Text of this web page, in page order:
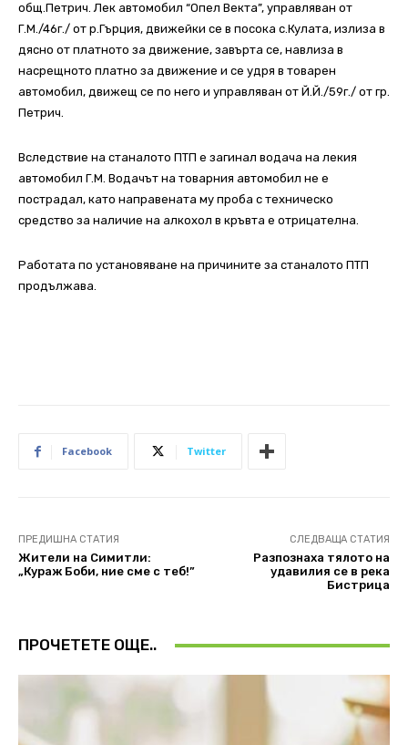
общ.Петрич. Лек автомобил “Опел Векта”, управляван от
Г.М./46г./ от р.Гърция, движейки се в посока с.Кулата, излиза в
дясно от платното за движение, завърта се, навлиза в
насрещното платно за движение и се удря в товарен
автомобил, движещ се по него и управляван от Й.Й./59г./ от гр.
Петрич.
Вследствие на станалото ПТП е загинал водача на лекия
автомобил Г.М. Водачът на товарния автомобил не е
пострадал, като направената му проба с техническо
средство за наличие на алкохол в кръвта е отрицателна.
Работата по установяване на причините за станалото ПТП
продължава.
Facebook Twitter
ПРЕДИШНА СТАТИЯ
Жители на Симитли:
„Кураж Боби, ние сме с теб!”
СЛЕДВАЩА СТАТИЯ
Разпознаха тялото на
удавилия се в река
Бистрица
ПРОЧЕТЕТЕ ОЩЕ..